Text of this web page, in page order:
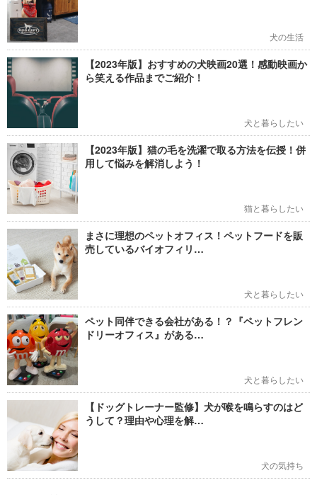
犬の生活
【2023年版】おすすめの犬映画20選！感動映画か
ら笑える作品までご紹介！
犬と暮らしたい
【2023年版】猫の毛を洗濯で取る方法を伝授！併
用して悩みを解消しよう！
猫と暮らしたい
まさに理想のペットオフィス！ペットフードを販
売しているバイオフィリ…
犬と暮らしたい
ペット同伴できる会社がある！？『ペットフレン
ドリーオフィス』がある…
犬と暮らしたい
【ドッグトレーナー監修】犬が喉を鳴らすのはど
うして？理由や心理を解…
犬の気持ち